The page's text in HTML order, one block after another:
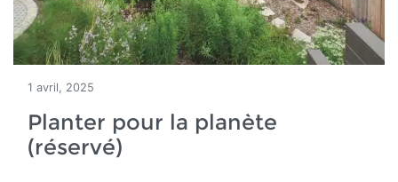
1 avril, 2025
Planter pour la planète
(réservé)